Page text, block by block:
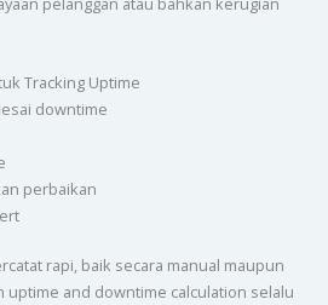
Tracking Uptime
downtime
perbaikan
rapi, baik secara manual maupun
uptime and downtime calculation selalu